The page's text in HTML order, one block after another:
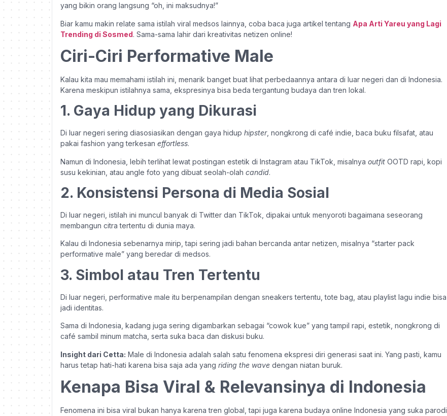
yang bikin orang langsung “oh, ini maksudnya!”
Biar kamu makin relate sama istilah viral medsos lainnya, coba baca juga artikel tentang Apa Arti Yareu yang Lagi
Trending di Sosmed. Sama-sama lahir dari kreativitas netizen online!
Ciri-Ciri Performative Male
Kalau kita mau memahami istilah ini, menarik banget buat lihat perbedaannya antara di luar negeri dan di Indonesia.
Karena meskipun istilahnya sama, ekspresinya bisa beda tergantung budaya dan tren lokal.
1. Gaya Hidup yang Dikurasi
Di luar negeri sering diasosiasikan dengan gaya hidup hipster, nongkrong di café indie, baca buku filsafat, atau
pakai fashion yang terkesan effortless.
Namun di Indonesia, lebih terlihat lewat postingan estetik di Instagram atau TikTok, misalnya outfit OOTD rapi, kopi
susu kekinian, atau angle foto yang dibuat seolah-olah candid.
2. Konsistensi Persona di Media Sosial
Di luar negeri, istilah ini muncul banyak di Twitter dan TikTok, dipakai untuk menyoroti bagaimana seseorang
membangun citra tertentu di dunia maya.
Kalau di Indonesia sebenarnya mirip, tapi sering jadi bahan bercanda antar netizen, misalnya “starter pack
performative male” yang beredar di medsos.
3. Simbol atau Tren Tertentu
Di luar negeri, performative male itu berpenampilan dengan sneakers tertentu, tote bag, atau playlist lagu indie bisa
jadi identitas.
Sama di Indonesia, kadang juga sering digambarkan sebagai “cowok kue” yang tampil rapi, estetik, nongkrong di
café sambil minum matcha, serta suka baca dan diskusi buku.
Insight dari Cetta: Male di Indonesia adalah salah satu fenomena ekspresi diri generasi saat ini. Yang pasti, kamu
harus tetap hati-hati karena bisa saja ada yang riding the wave dengan niatan buruk.
Kenapa Bisa Viral & Relevansinya di Indonesia
Fenomena ini bisa viral bukan hanya karena tren global, tapi juga karena budaya online Indonesia yang suka parodi